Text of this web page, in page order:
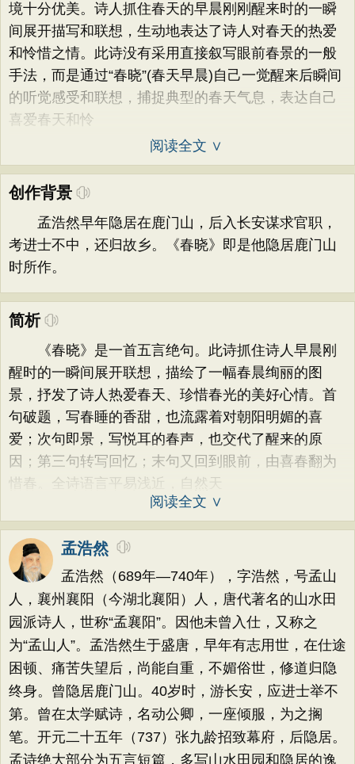
境十分优美。诗人抓住春天的早晨刚刚醒来时的一瞬
间展开描写和联想，生动地表达了诗人对春天的热爱
和怜惜之情。此诗没有采用直接叙写眼前春景的一般
手法，而是通过“春晓”(春天早晨)自己一觉醒来后瞬间
的听觉感受和联想，捕捉典型的春天气息，表达自己
喜爱春天和怜
阅读全文 ∨
创作背景
孟浩然早年隐居在鹿门山，后入长安谋求官职，
考进士不中，还归故乡。《春晓》即是他隐居鹿门山
时所作。
简析
《春晓》是一首五言绝句。此诗抓住诗人早晨刚
醒时的一瞬间展开联想，描绘了一幅春晨绚丽的图
景，抒发了诗人热爱春天、珍惜春光的美好心情。首
句破题，写春睡的香甜，也流露着对朝阳明媚的喜
爱；次句即景，写悦耳的春声，也交代了醒来的原
因；第三句转写回忆；末句又回到眼前，由喜春翻为
惜春。全诗语言平易浅近，自然天
阅读全文 ∨
孟浩然
孟浩然（689年—740年），字浩然，号孟山
人，襄州襄阳（今湖北襄阳）人，唐代著名的山水田
园派诗人，世称“孟襄阳”。因他未曾入仕，又称之
为“孟山人”。孟浩然生于盛唐，早年有志用世，在仕途
困顿、痛苦失望后，尚能自重，不媚俗世，修道归隐
终身。曾隐居鹿门山。40岁时，游长安，应进士举不
第。曾在太学赋诗，名动公卿，一座倾服，为之搁
笔。开元二十五年（737）张九龄招致幕府，后隐居。
孟诗绝大部分为五言短篇，多写山水田园和隐居的逸